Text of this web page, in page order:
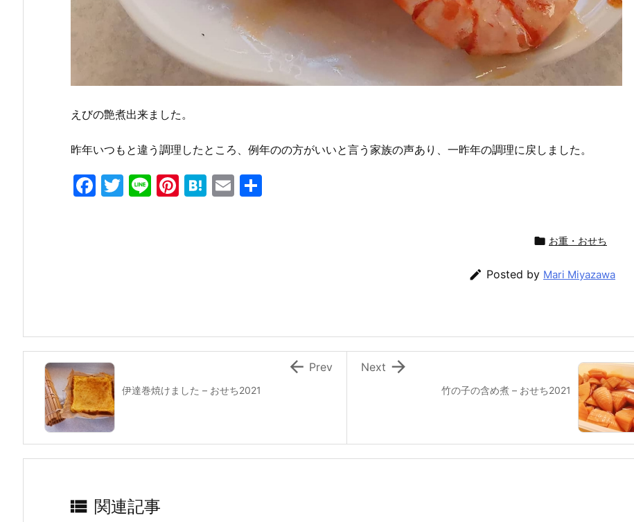
えびの艶煮出来ました。
昨年いつもと違う調理したところ、例年のの方がいいと言う家族の声あり、一昨年の調理に戻しました。
F
k
T
Li Pi H
E
 お重・おせち
 Posted by Mari Miyazawa
竹の子の含め煮 – おせち2021

Next
伊達巻焼けました – おせち2021
 Prev
 関連記事